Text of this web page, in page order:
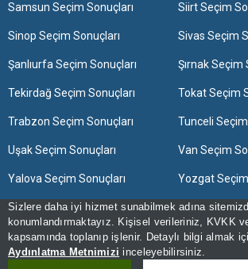
Sizlere daha iyi hizmet sunabilmek adına
konumlandırmaktayız. Kişisel verileriniz, KVKK
kapsamında toplanıp işlenir. Detaylı bilgi almak
Aydınlatma Metnimizi inceleyebilirsiniz.
Samsun Seçim Sonuçları Siirt Seçim
Sinop Seçim Sonuçları Sivas Seçim
Şanlıurfa Seçim Sonuçları Şırnak Seçim
Tekirdağ Seçim Sonuçları Tokat Seçim
Trabzon Seçim Sonuçları Tunceli
Uşak Seçim Sonuçları Van Seçim
Yalova Seçim Sonuçları Yozgat
Zonguldak Seçim Sonuçları
[Hata Bildir] - 18:44:09 - 12